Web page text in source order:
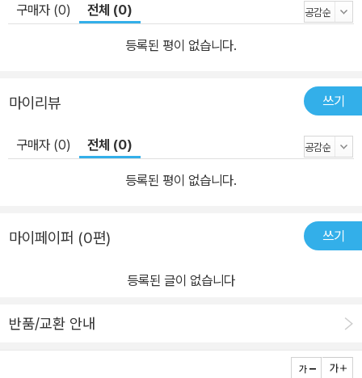
구매자 (0) 전체 (0)
등록된 평이 없습니다.
마이리뷰 쓰기
구매자 (0) 전체 (0)
등록된 평이 없습니다.
마이페이퍼 (0편) 쓰기
등록된 글이 없습니다
반품/교환 안내